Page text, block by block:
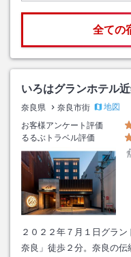
全ての
いろはグランホテル
奈良県 奈良市街
地図
お客様アンケート評価
るるぶトラベル評価
２０２２年７月１日グラ
奈良」徒歩２分。奈良の